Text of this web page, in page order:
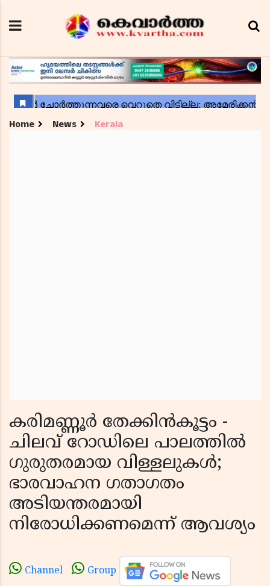
Home News Kerala
കരിമണ്ണൂർ തേക്കിൻകൂട്ടം -
ചിലവ് റോഡിലെ പാലത്തിൽ
ഗുരുതരമായ വിള്ളലുകൾ;
ഭാരവാഹന ഗതാഗതം
അടിയന്തരമായി
നിരോധിക്കണമെന്ന് ആവശ്യം
Channel Group